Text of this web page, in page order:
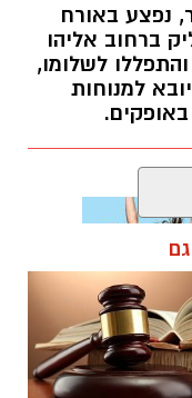
תושב העיר, נפצע באורח
ברחוב אליהו
לשלומו,
למנוחות